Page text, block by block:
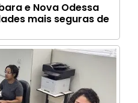
e Nova Odessa
mais seguras de